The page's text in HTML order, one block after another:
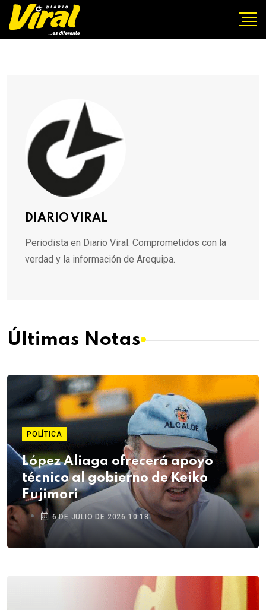
DIARIO VIRAL
Periodista en Diario Viral. Comprometidos con la
verdad y la información de Arequipa.
Últimas Notas
POLÍTICA
López Aliaga ofrecerá apoyo
técnico al gobierno de Keiko
Fujimori
6 DE JULIO DE 2026 10:18